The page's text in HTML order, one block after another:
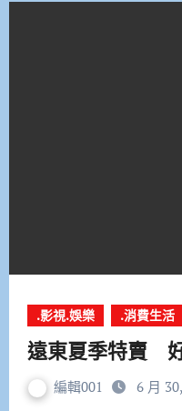
.影視.娛樂 .消費生活
遠東夏季特賣
編輯001 6 月